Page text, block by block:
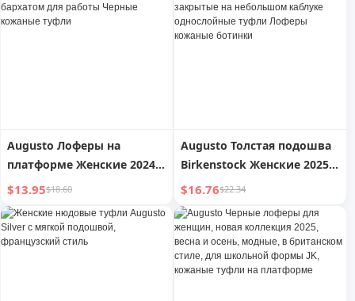
Augusto Лоферы на
платформе Женские 2024
Новинка Осень-Зима
Обувь с хлопковой
подкладкой и бархатом
для работы Черные
$13.95$18.60
Augusto Толстая подошва
Birkenstock Женские 2025
Новое поступление Весна
Полностью закрытые на
небольшом каблуке
однослойные туфли
Лоферы кожаные ботинки
$16.76$22.34